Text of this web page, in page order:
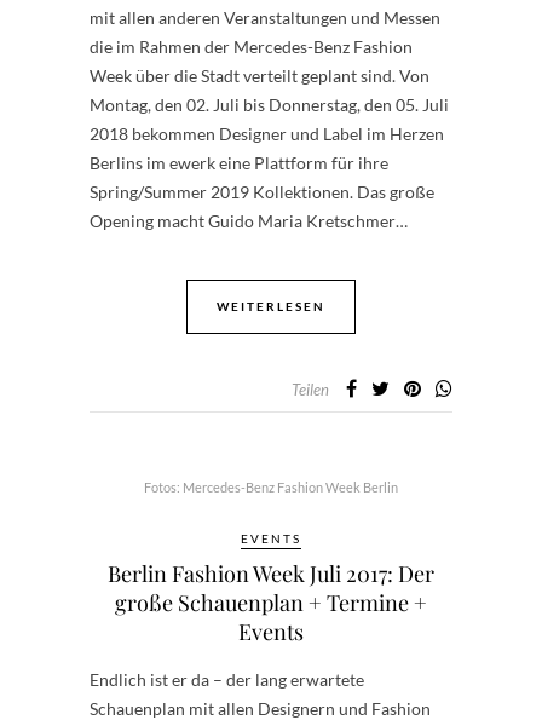
mit allen anderen Veranstaltungen und Messen
die im Rahmen der Mercedes-Benz Fashion
Week über die Stadt verteilt geplant sind. Von
Montag, den 02. Juli bis Donnerstag, den 05. Juli
2018 bekommen Designer und Label im Herzen
Berlins im ewerk eine Plattform für ihre
Spring/Summer 2019 Kollektionen. Das große
Opening macht Guido Maria Kretschmer…
WEITERLESEN
Teilen
Fotos: Mercedes-Benz Fashion Week Berlin
EVENTS
Berlin Fashion Week Juli 2017: Der
große Schauenplan + Termine +
Events
Endlich ist er da – der lang erwartete
Schauenplan mit allen Designern und Fashion